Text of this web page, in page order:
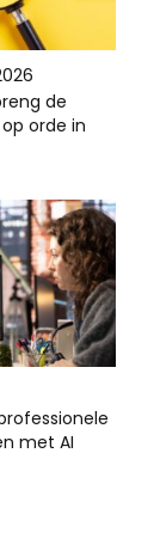
de
orde in
met AI